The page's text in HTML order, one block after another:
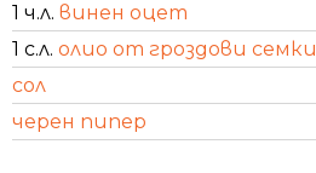
1 ч.л. винен оцет
1 с.л. олио от гроздови семки
сол
черен пипер